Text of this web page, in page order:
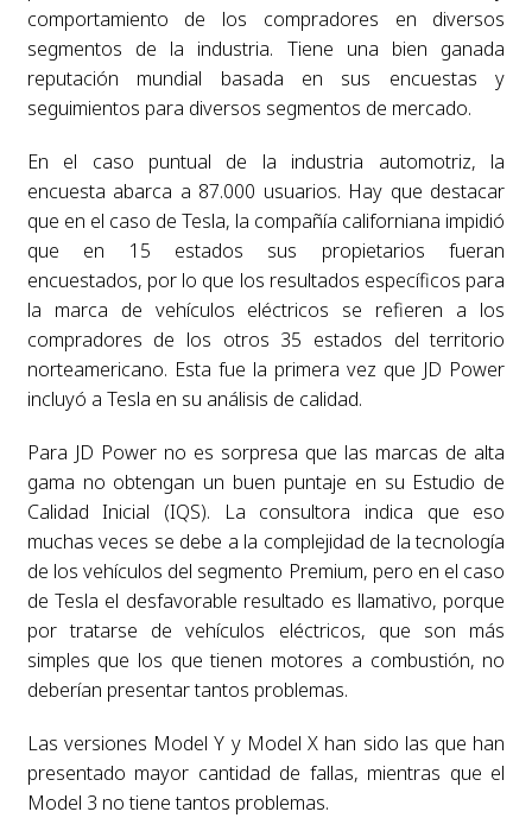
comportamiento de los compradores en diversos
segmentos de la industria. Tiene una bien ganada
reputación mundial basada en sus encuestas y
seguimientos para diversos segmentos de mercado.
En el caso puntual de la industria automotriz, la
encuesta abarca a 87.000 usuarios. Hay que destacar
que en el caso de Tesla, la compañía californiana impidió
que en 15 estados sus propietarios fueran
encuestados, por lo que los resultados específicos para
la marca de vehículos eléctricos se refieren a los
compradores de los otros 35 estados del territorio
norteamericano. Esta fue la primera vez que JD Power
incluyó a Tesla en su análisis de calidad.
Para JD Power no es sorpresa que las marcas de alta
gama no obtengan un buen puntaje en su Estudio de
Calidad Inicial (IQS). La consultora indica que eso
muchas veces se debe a la complejidad de la tecnología
de los vehículos del segmento Premium, pero en el caso
de Tesla el desfavorable resultado es llamativo, porque
por tratarse de vehículos eléctricos, que son más
simples que los que tienen motores a combustión, no
deberían presentar tantos problemas.
Las versiones Model Y y Model X han sido las que han
presentado mayor cantidad de fallas, mientras que el
Model 3 no tiene tantos problemas.